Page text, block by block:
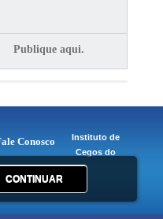
Publique aqui.
CONTINUAR
Conosco
Instituto de
Cegos do